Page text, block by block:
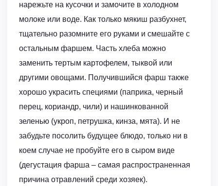
нарежьте на кусочки и замочите в холодном
молоке или воде. Как только мякиш разбухнет,
тщательно разомните его руками и смешайте с
остальным фаршем. Часть хлеба можно
заменить тертым картофелем, тыквой или
другими овощами. Получившийся фарш также
хорошо украсить специями (паприка, черный
перец, кориандр, чили) и нашинкованной
зеленью (укроп, петрушка, кинза, мята). И не
забудьте посолить будущее блюдо, только ни в
коем случае не пробуйте его в сыром виде
(дегустация фарша – самая распространенная
причина отравлений среди хозяек).